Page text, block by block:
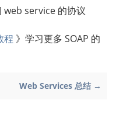
web service 的协议
程 》学习更多 SOAP 的
Web Services 总结 →